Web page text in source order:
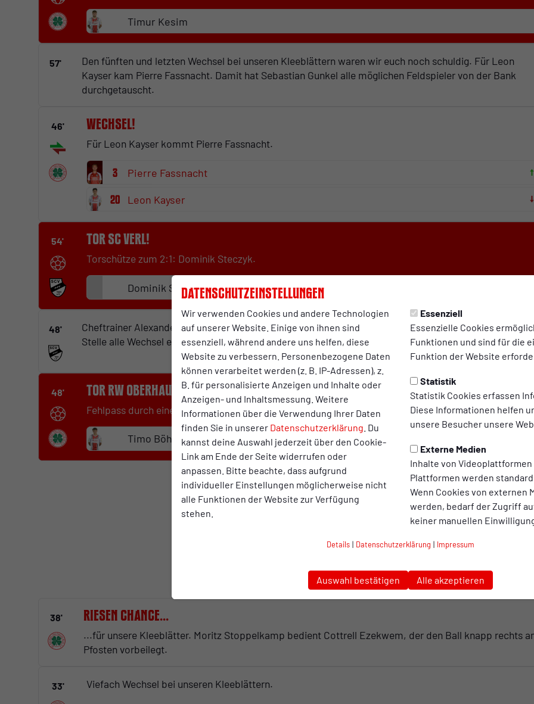
Datenschutzeinstellungen
Wir verwenden Cookies und andere Technologien
auf unserer Website. Einige von ihnen sind
essenziell, während andere uns helfen, diese
Website zu verbessern. Personenbezogene Daten
können verarbeitet werden (z. B. IP-Adressen), z.
B. für personalisierte Anzeigen und Inhalte oder
Anzeigen- und Inhaltsmessung. Weitere
Informationen über die Verwendung Ihrer Daten
finden Sie in unserer Datenschutzerklärung . Du
kannst deine Auswahl jederzeit über den Cookie-
Link am Ende der Seite widerrufen oder
anpassen. Bitte beachte, dass aufgrund
individueller Einstellungen möglicherweise nicht
alle Funktionen der Website zur Verfügung
stehen.
Essenziell
Essenzielle Cookies
Funktionen und sind für die
Funktion der Website
Statistik
Statistik Cookies erfassen
Diese Informationen helfen
unsere Besucher unsere
Externe Medien
Inhalte von Videoplattformen
Plattformen werden
Wenn Cookies von externen
werden, bedarf der Zugriff
keiner manuellen
Details | Datenschutzerklärung | Impressum
Auswahl bestätigen Alle akzeptieren
Timur Kesim
57'
Den fünften und letzten Wechsel bei unseren Kleeblättern waren wir euch noch schuldig. Für Leon
Kayser kam Pierre Fassnacht. Damit hat Sebastian Gunkel alle möglichen Feldspieler von der Bank
durchgetauscht.
46' Wechsel!
Für Leon Kayser kommt Pierre Fassnacht.
3 Pierre Fassnacht
20 Leon Kayser
54' Tor SC Verl!
Torschütze zum 2:1: Dominik Steczyk.
Dominik Steczyk
48'
Cheftrainer Alexander Ende wechselt zur Halbzeit fast komplett durch. Wir ersparen uns an dieser
Stelle alle Wechsel einzupflegen. ;-)
48' Tor RW Oberhausen!
Fehlpass durch einen Verler-Abwehrspieler, der von Timo Böhm eiskalt ausgenutzt wird.
Timo Böhm
Start der 2. Halbzeit
38' Riesen Chance...
...für unsere Kleeblätter. Moritz Stoppelkamp bedient Cottrell Ezekwem, der den Ball knapp rechts
Pfosten vorbeilegt.
33' Viefach Wechsel bei unseren Kleeblättern.